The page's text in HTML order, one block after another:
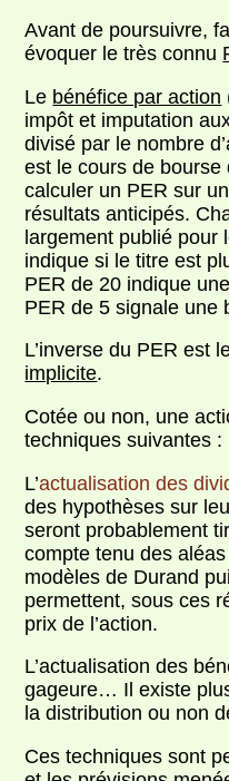
Avant de poursuivre,
évoquer le très connu
Le bénéfice par action
impôt et imputation
divisé par le nombre
est le cours de
calculer un PER sur
résultats anticipés.
largement publié pour
indique si le titre est
PER de 20 indique
PER de 5 signale une
L’inverse du PER est
implicite.
Cotée ou non, une
techniques suivantes :
L’actualisation des
des hypothèses sur
seront probablement
compte tenu des
modèles de Durand
permettent, sous ces
prix de l’action.
L’actualisation des
gageure… Il existe
la distribution ou non
Ces techniques sont